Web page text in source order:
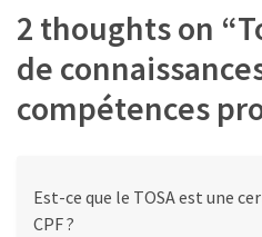
2 thoughts on “
de
compétences
Est-ce que le TOSA est une
CPF ?